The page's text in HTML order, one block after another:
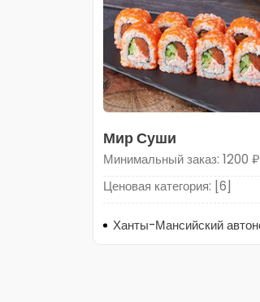
Мир Суши
Минимальный заказ: 1200 ₽
Ценовая категория: [6]